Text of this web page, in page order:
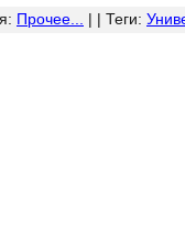
: Прочее... | | Теги: